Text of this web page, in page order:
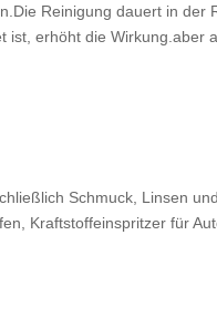
Reinigung dauert in
erhöht die Wirkung.aber
Schmuck, Linsen
Kraftstoffeinspritzer für